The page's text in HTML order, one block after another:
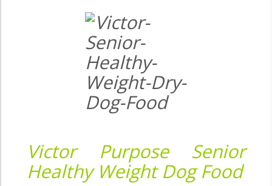
Victor Purpose Senior
Healthy Weight Dog Food